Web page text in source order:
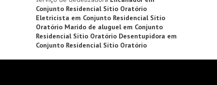
Conjunto Residencial Sítio Oratório
Eletricista em Conjunto Residencial Sítio
Oratório Marido de aluguel em Conjunto
Residencial Sítio Oratório Desentupidora em
Conjunto Residencial Sítio Oratório